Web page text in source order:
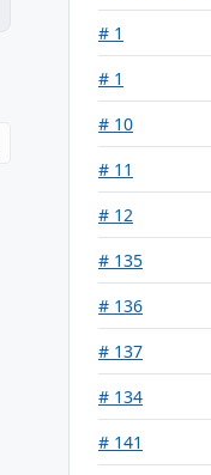
# 1
# 1
# 10
# 11
# 12
# 135
# 136
# 137
# 134
# 141